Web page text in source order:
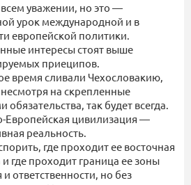
уважении, но это —
урок международной и в
европейской политики.
интересы стоят выше
приеципов.
время сливали Чехословакию,
на скрепленные
обязательства, так будет всегда.
Европейская цивилизация —
реальность.
где проходит ее восточная
и где проходит граница ее зоны
ответственности, но без